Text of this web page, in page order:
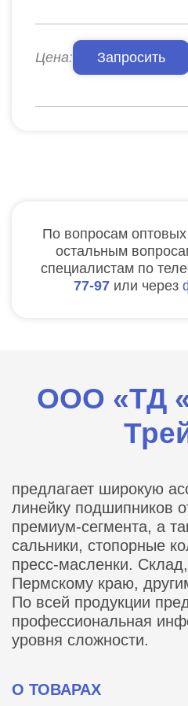
Цена: Запросить
По вопросам
остальным
специалистам по
77-97 или через
ООО «ТД
предлагает широкую
линейку подшипников
премиум-сегмента, а
сальники, стопорные
пресс-масленки.
Пермскому краю,
По всей продукции
профессиональная
уровня сложности.
О ТОВАРАХ